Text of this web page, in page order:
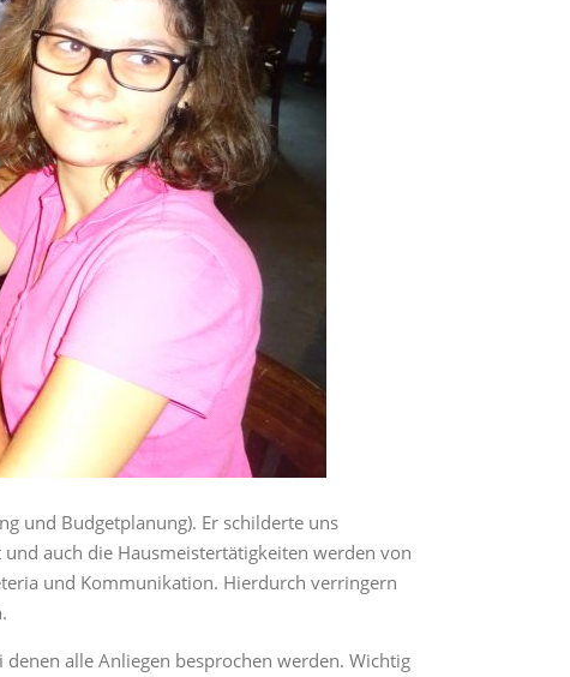
und Budgetplanung). Er schilderte uns
auch die Hausmeistertätigkeiten werden von
und Kommunikation. Hierdurch verringern
alle Anliegen besprochen werden. Wichtig